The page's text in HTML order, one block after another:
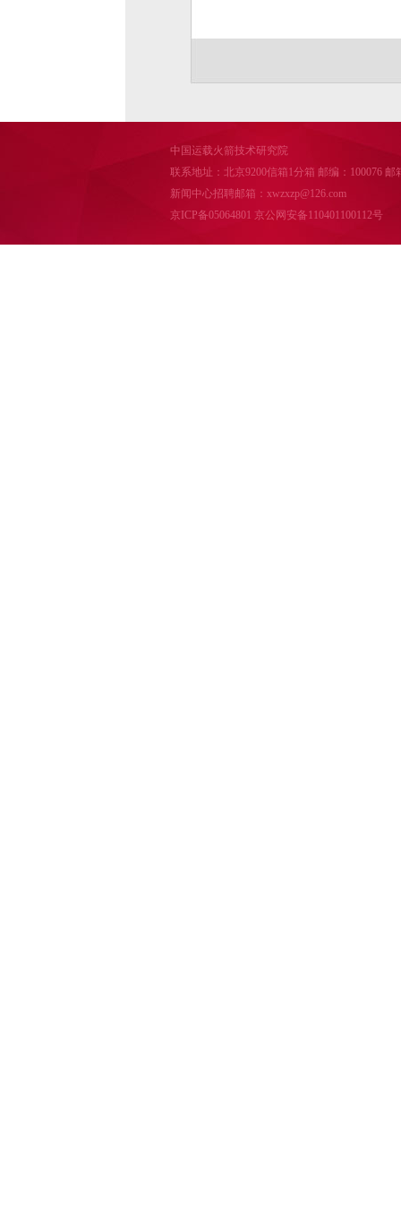
中国运载火箭技术研究院
联系地址：北京9200信箱1分箱 邮编：100076 邮
新闻中心招聘邮箱：xwzxzp@126.com
京ICP备05064801 京公网安备110401100112号